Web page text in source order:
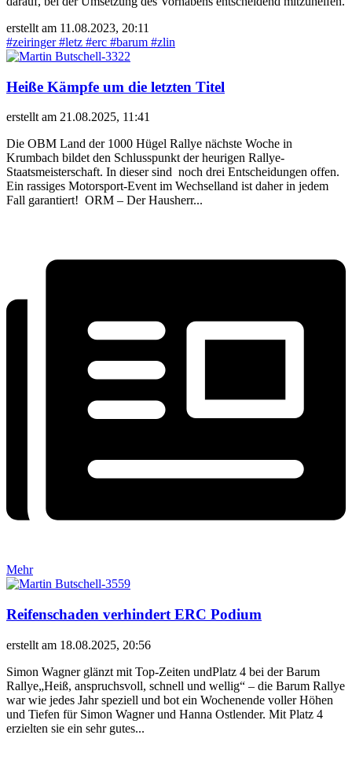
erstellt am 11.08.2023, 20:11
#zeiringer#letz #erc #barum #zlin
Heiße Kämpfe um die letzten Titel
erstellt am 21.08.2025, 11:41
Die OBM Land der 1000 Hügel Rallye nächste Woche in
Krumbach bildet den Schlusspunkt der heurigen Rallye-
Staatsmeisterschaft. In dieser sind noch drei Entscheidungen offen.
Ein rassiges Motorsport-Event im Wechselland ist daher in jedem
Fall garantiert! ORM – Der Hausherr...
Mehr
Reifenschaden verhindert ERC Podium
erstellt am 18.08.2025, 20:56
Simon Wagner glänzt mit Top-Zeiten undPlatz 4 bei der Barum
Rallye„Heiß, anspruchsvoll, schnell und wellig“ – die Barum Rallye
war wie jedes Jahr speziell und bot ein Wochenende voller Höhen
und Tiefen für Simon Wagner und Hanna Ostlender. Mit Platz 4
erzielten sie ein sehr gutes...